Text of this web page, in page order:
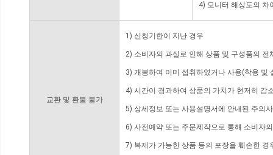
4) 모니터 해상도의 차
교환 및 환불 불가
1) 신청기한이 지난 경우
2) 소비자의 과실로 인해 상품 및 구성품의
3) 개봉하여 이미 섭취하였거나 사용(착용 및
4) 시간이 경과하여 상품의 가치가 현저히 감
5) 상세정보 또는 사용설명서에 안내된 주의
6) 사전예약 또는 주문제작으로 통해 소비자
7) 복제가 가능한 상품 등의 포장을 훼손한 경